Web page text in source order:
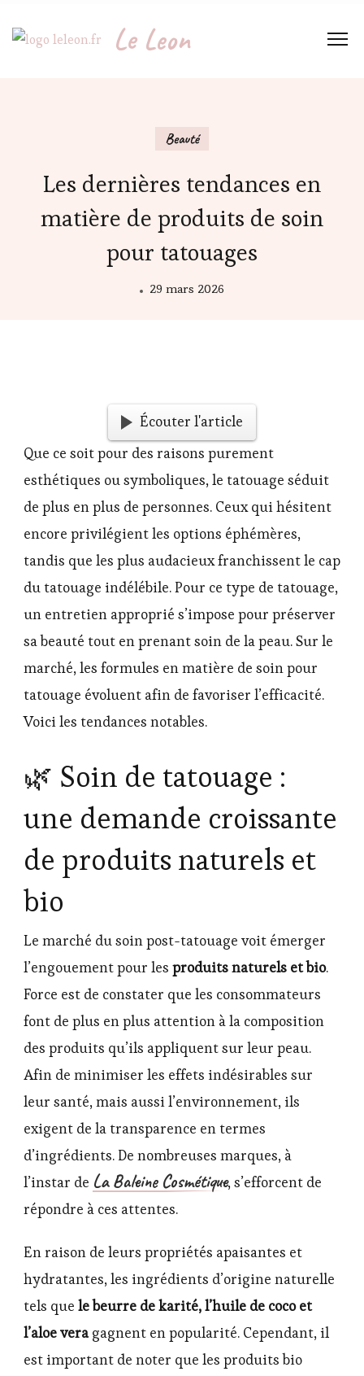
Le Leon
Beauté
Les dernières tendances en
matière de produits de soin
pour tatouages
29 mars 2026
Écouter l'article
Que ce soit pour des raisons purement
esthétiques ou symboliques, le tatouage séduit
de plus en plus de personnes. Ceux qui hésitent
encore privilégient les options éphémères,
tandis que les plus audacieux franchissent le cap
du tatouage indélébile. Pour ce type de tatouage,
un entretien approprié s’impose pour préserver
sa beauté tout en prenant soin de la peau. Sur le
marché, les formules en matière de soin pour
tatouage évoluent afin de favoriser l’efficacité.
Voici les tendances notables.
🌿 Soin de tatouage :
une demande croissante
de produits naturels et
bio
Le marché du soin post-tatouage voit émerger
l’engouement pour les produits naturels et bio.
Force est de constater que les consommateurs
font de plus en plus attention à la composition
des produits qu’ils appliquent sur leur peau.
Afin de minimiser les effets indésirables sur
leur santé, mais aussi l’environnement, ils
exigent de la transparence en termes
d’ingrédients. De nombreuses marques, à
l’instar de La Baleine Cosmétique, s’efforcent de
répondre à ces attentes.
En raison de leurs propriétés apaisantes et
hydratantes, les ingrédients d’origine naturelle
tels que le beurre de karité, l’huile de coco et
l’aloe veragagnent en popularité. Cependant, il
est important de noter que les produits bio